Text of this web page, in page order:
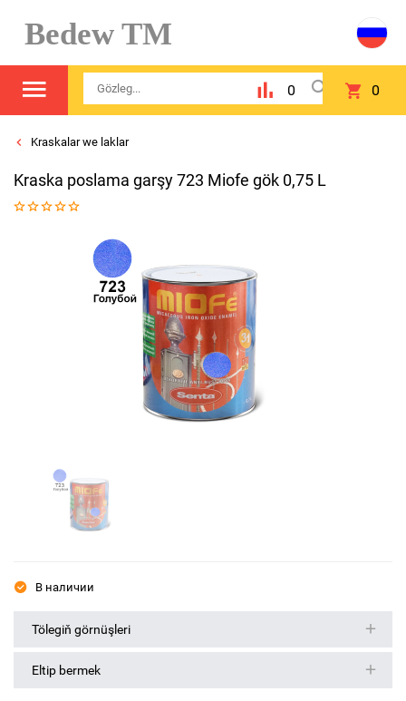
Bedew TM
0 0
Kraskalar we laklar
Kraska poslama garşy 723 Miofe gök 0,75 L
В наличии
Tölegiň görnüşleri
Eltip bermek